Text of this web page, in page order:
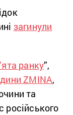
загинули
ранку”,
ZMINA,
та
російського